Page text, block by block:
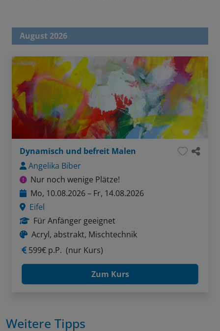
August 2026
Dynamisch und befreit Malen
Angelika Biber
Nur noch wenige Plätze!
Mo, 10.08.2026 – Fr, 14.08.2026
Eifel
Für Anfänger geeignet
Acryl, abstrakt, Mischtechnik
599€ p.P. (nur Kurs)
Zum Kurs
Weitere Tipps